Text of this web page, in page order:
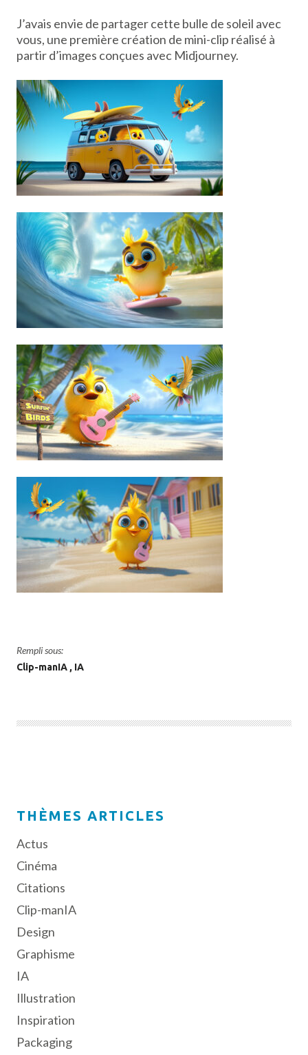
J’avais envie de partager cette bulle de soleil avec
vous, une première création de mini-clip réalisé à
partir d’images conçues avec Midjourney.
Rempli sous:
Clip-manIA IA
THÈMES ARTICLES
Actus
Cinéma
Citations
Clip-manIA
Design
Graphisme
IA
Illustration
Inspiration
Packaging